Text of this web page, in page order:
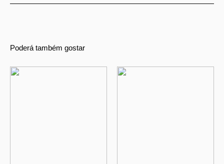
Poderá também gostar